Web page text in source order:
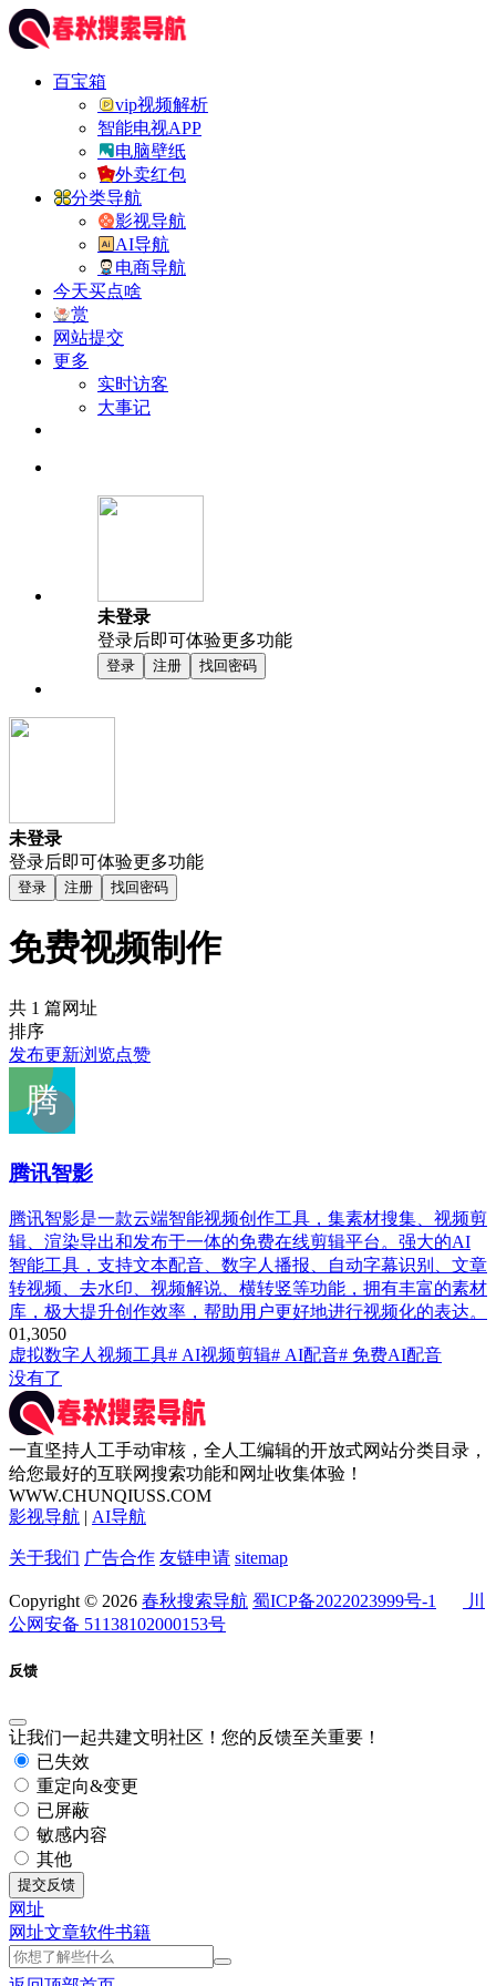
百宝箱
vip视频解析
智能电视APP
电脑壁纸
外卖红包
分类导航
影视导航
AI导航
电商导航
今天买点啥
赏
网站提交
更多
实时访客
大事记
未登录
登录后即可体验更多功能
登录 注册 找回密码
未登录
登录后即可体验更多功能
登录 注册 找回密码
免费视频制作
共 1 篇网址
排序
发布更新浏览点赞
腾讯智影
腾讯智影是一款云端智能视频创作工具，集素材搜集、视频剪
辑、渲染导出和发布于一体的免费在线剪辑平台。强大的AI
智能工具，支持文本配音、数字人播报、自动字幕识别、文章
转视频、去水印、视频解说、横转竖等功能，拥有丰富的素材
库，极大提升创作效率，帮助用户更好地进行视频化的表达。
01,3050
虚拟数字人 视频工具# AI视频剪辑# AI配音# 免费AI配音
没有了
一直坚持人工手动审核，全人工编辑的开放式网站分类目录，
给您最好的互联网搜索功能和网址收集体验！
WWW.CHUNQIUSS.COM
影视导航 | AI导航
关于我们 广告合作 友链申请 sitemap
Copyright © 2026 春秋搜索导航 蜀ICP备2022023999号-1
川
公网安备 51138102000153号
反馈
让我们一起共建文明社区！您的反馈至关重要！
已失效
重定向&变更
已屏蔽
敏感内容
其他
提交反馈
网址
网址文章软件书籍